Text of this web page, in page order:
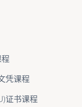
凭课程
证书课程